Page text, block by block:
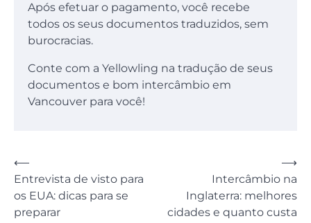
Após efetuar o pagamento, você recebe
todos os seus documentos traduzidos, sem
burocracias.
Conte com a Yellowling na tradução de seus
documentos e bom intercâmbio em
Vancouver para você!
Navegação
de
Post
⟵
Entrevista de visto para
os EUA: dicas para se
preparar
Intercâmbio na
Inglaterra: melhores
cidades e quanto custa
⟶